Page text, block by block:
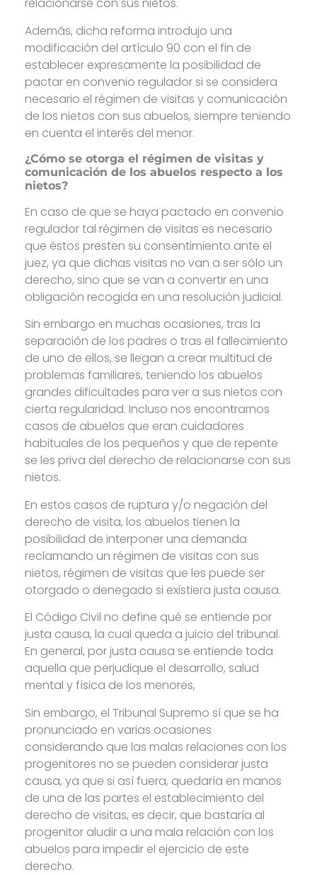
relacionarse con sus nietos.
Además, dicha reforma introdujo una
modificación del artículo 90 con el fin de
establecer expresamente la posibilidad de
pactar en convenio regulador si se considera
necesario el régimen de visitas y comunicación
de los nietos con sus abuelos, siempre teniendo
en cuenta el interés del menor.
¿Cómo se otorga el régimen de visitas y
comunicación de los abuelos respecto a los
nietos?
En caso de que se haya pactado en convenio
regulador tal régimen de visitas es necesario
que éstos presten su consentimiento ante el
juez, ya que dichas visitas no van a ser sólo un
derecho, sino que se van a convertir en una
obligación recogida en una resolución judicial.
Sin embargo en muchas ocasiones, tras la
separación de los padres o tras el fallecimiento
de uno de ellos, se llegan a crear multitud de
problemas familiares, teniendo los abuelos
grandes dificultades para ver a sus nietos con
cierta regularidad. Incluso nos encontrarnos
casos de abuelos que eran cuidadores
habituales de los pequeños y que de repente
se les priva del derecho de relacionarse con sus
nietos.
En estos casos de ruptura y/o negación del
derecho de visita, los abuelos tienen la
posibilidad de interponer una demanda
reclamando un régimen de visitas con sus
nietos, régimen de visitas que les puede ser
otorgado o denegado si existiera justa causa.
El Código Civil no define qué se entiende por
justa causa, la cual queda a juicio del tribunal.
En general, por justa causa se entiende toda
aquella que perjudique el desarrollo, salud
mental y física de los menores,
Sin embargo, el Tribunal Supremo sí que se ha
pronunciado en varias ocasiones
considerando que las malas relaciones con los
progenitores no se pueden considerar justa
causa, ya que si así fuera, quedaría en manos
de una de las partes el establecimiento del
derecho de visitas, es decir, que bastaría al
progenitor aludir a una mala relación con los
abuelos para impedir el ejercicio de este
derecho.